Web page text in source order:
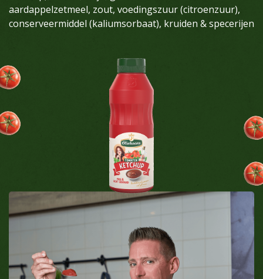
aardappelzetmeel, zout, voedingszuur (citroenzuur),
conserveermiddel (kaliumsorbaat), kruiden & specerijen